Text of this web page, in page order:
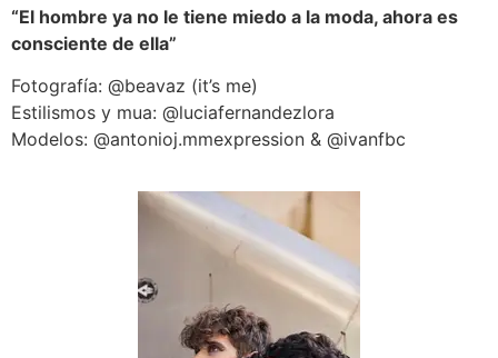
“El hombre ya no le tiene miedo a la moda, ahora es
consciente de ella”
Fotografía: @beavaz (it’s me)
Estilismos y mua: @luciafernandezlora
Modelos: @antonioj.mmexpression & @ivanfbc